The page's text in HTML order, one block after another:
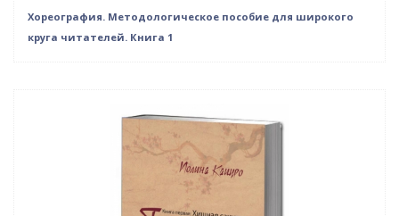
Хореография. Методологическое пособие для широкого
круга читателей. Книга 1